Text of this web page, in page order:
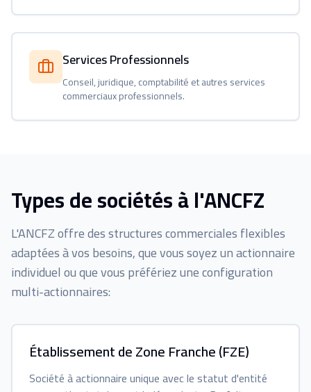
Services Professionnels
Conseil, juridique, comptabilité et autres services
commerciaux professionnels.
Types de sociétés à l'ANCFZ
L'ANCFZ offre des structures commerciales flexibles
adaptées à vos besoins, que vous soyez un actionnaire
individuel ou que vous préfériez une configuration
multi-actionnaires:
Établissement de Zone Franche (FZE)
Société à actionnaire unique avec le statut d'entité